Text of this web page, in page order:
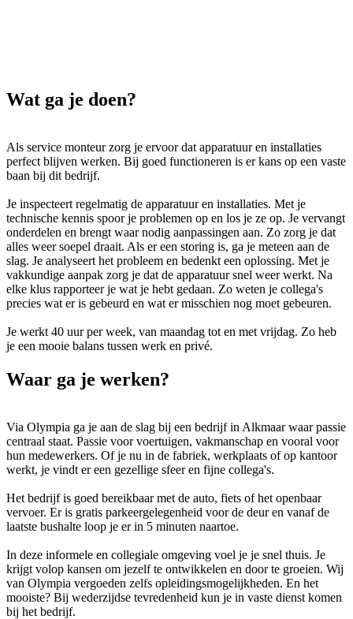
Wat ga je doen?
Als service monteur zorg je ervoor dat apparatuur en installaties
perfect blijven werken. Bij goed functioneren is er kans op een vaste
baan bij dit bedrijf.
Je inspecteert regelmatig de apparatuur en installaties. Met je
technische kennis spoor je problemen op en los je ze op. Je vervangt
onderdelen en brengt waar nodig aanpassingen aan. Zo zorg je dat
alles weer soepel draait. Als er een storing is, ga je meteen aan de
slag. Je analyseert het probleem en bedenkt een oplossing. Met je
vakkundige aanpak zorg je dat de apparatuur snel weer werkt. Na
elke klus rapporteer je wat je hebt gedaan. Zo weten je collega's
precies wat er is gebeurd en wat er misschien nog moet gebeuren.
Je werkt 40 uur per week, van maandag tot en met vrijdag. Zo heb
je een mooie balans tussen werk en privé.
Waar ga je werken?
Via Olympia ga je aan de slag bij een bedrijf in Alkmaar waar passie
centraal staat. Passie voor voertuigen, vakmanschap en vooral voor
hun medewerkers. Of je nu in de fabriek, werkplaats of op kantoor
werkt, je vindt er een gezellige sfeer en fijne collega's.
Het bedrijf is goed bereikbaar met de auto, fiets of het openbaar
vervoer. Er is gratis parkeergelegenheid voor de deur en vanaf de
laatste bushalte loop je er in 5 minuten naartoe.
In deze informele en collegiale omgeving voel je je snel thuis. Je
krijgt volop kansen om jezelf te ontwikkelen en door te groeien. Wij
van Olympia vergoeden zelfs opleidingsmogelijkheden. En het
mooiste? Bij wederzijdse tevredenheid kun je in vaste dienst komen
bij het bedrijf.